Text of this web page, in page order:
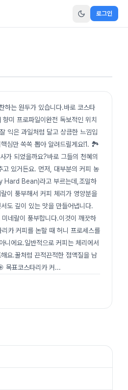
로그인
하는 원두가 있습니다.바로 코스타
미 프로파일이완전 독보적인 위치
익은 과일처럼 달고 상큼한 느낌입
핵심만 쏙쏙 뽑아 알려드릴게요!1. 🏞️
되었을까요?바로 그들의 천혜의
고 있거든요. 먼저, 대부분의 커피 농
Hard Bean)라고 부르는데,조밀하
이 풍부해서 커피 체리가 영양분을
도 깊이 있는 맛을 만들어냅니다.
네랄이 풍부합니다.이것이 깨끗하
카 커피를 논할 때 허니 프로세스를
니에요.일반적으로 커피는 체리에서
요.꿀처럼 끈적끈적한 점액질을 남
목표코스타리카 커...